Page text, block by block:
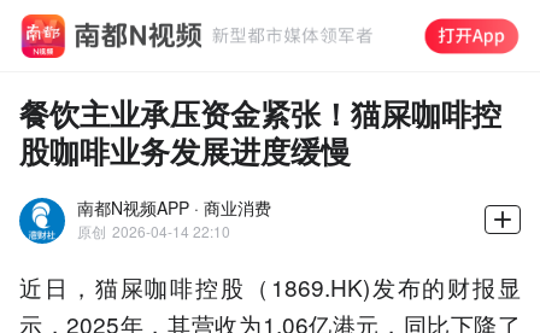
餐饮主业承压资金紧张！猫屎咖啡控
股咖啡业务发展进度缓慢
南都N视频APP · 商业消费
原创 2026-04-14 22:10
近日，猫屎咖啡控股（1869.HK)发布的财报显
示，2025年，其营收为1.06亿港元，同比下降了